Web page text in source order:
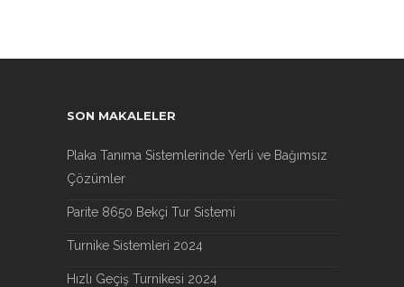
SON MAKALELER
Plaka Tanıma Sistemlerinde Yerli ve Bağımsız
Çözümler
Parite 8650 Bekçi Tur Sistemi
Turnike Sistemleri 2024
Hızlı Geçiş Turnikesi 2024